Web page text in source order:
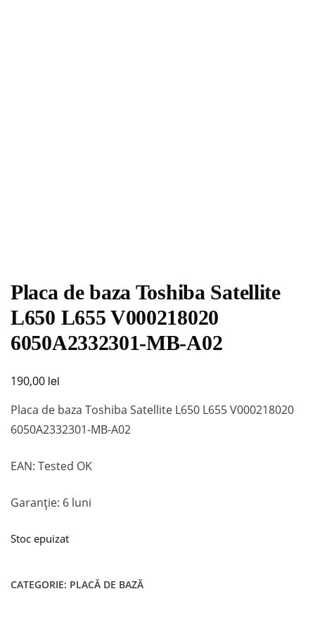
Placa de baza Toshiba Satellite
L650 L655 V000218020
6050A2332301-MB-A02
190,00 lei
Placa de baza Toshiba Satellite L650 L655 V000218020
6050A2332301-MB-A02
EAN: Tested OK
Garanție: 6 luni
Stoc epuizat
CATEGORIE: PLACĂ DE BAZĂ